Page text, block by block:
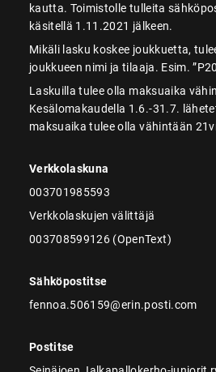
kautta. Toimistolle tulleita
käsitellä 1.11.2021 jälkeen.
Mikäli lasku koskee joukkuetta,
joukkueen nimi ja tilaaja. Esim.
Laskuilla tulee olla maksuaika
Kesälomakaudella 1.6.-31.7.
maksuaika tulee olla vähintään
Verkkolaskuna
003701985593
Verkkolaskujen välittäjä
003708599126 (OpenText)
Sähköpostitse
fennoa.506159@erin.posti.com
Postitse